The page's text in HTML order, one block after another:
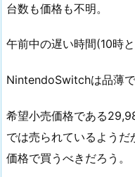
台数も価格も不明。
午前中の遅い時間(10時
NintendoSwitchは品薄で
希望小売価格である
では売られているよう
価格で買うべきだろう。